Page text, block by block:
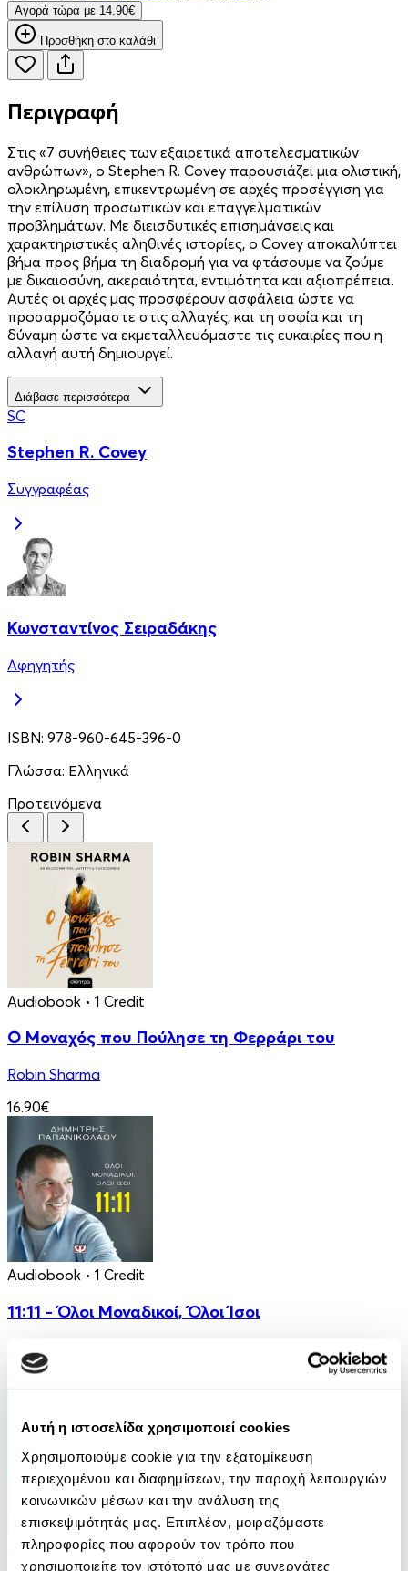
Αυτή η ιστοσελίδα χρησιμοποιεί cookies
Χρησιμοποιούμε cookie για την εξατομίκευση
περιεχομένου και διαφημίσεων, την παροχή λειτουργιών
κοινωνικών μέσων και την ανάλυση της
επισκεψιμότητάς μας. Επιπλέον, μοιραζόμαστε
πληροφορίες που αφορούν τον τρόπο που
χρησιμοποιείτε τον ιστότοπό μας με συνεργάτες
Aγορά τώρα με 14.90€
Προσθήκη στο καλάθι
Περιγραφή
Στις «7 συνήθειες των εξαιρετικά αποτελεσματικών
ανθρώπων», ο Stephen R. Covey παρουσιάζει μια ολιστική,
ολοκληρωμένη, επικεντρωμένη σε αρχές προσέγγιση για
την επίλυση προσωπικών και επαγγελματικών
προβλημάτων. Με διεισδυτικές επισημάνσεις και
χαρακτηριστικές αληθινές ιστορίες, ο Covey αποκαλύπτει
βήμα προς βήμα τη διαδρομή για να φτάσουμε να ζούμε
με δικαιοσύνη, ακεραιότητα, εντιμότητα και αξιοπρέπεια.
Αυτές οι αρχές μας προσφέρουν ασφάλεια ώστε να
προσαρμοζόμαστε στις αλλαγές, και τη σοφία και τη
δύναμη ώστε να εκμεταλλευόμαστε τις ευκαιρίες που η
αλλαγή αυτή δημιουργεί.
Διάβασε περισσότερα
SC
Stephen R. Covey
Συγγραφέας
Κωνσταντίνος Σειραδάκης
Αφηγητής
ISBN: 978-960-645-396-0
Γλώσσα: Ελληνικά
Προτεινόμενα
Audiobook • 1 Credit
Ο Μοναχός που Πούλησε τη Φερράρι του
Robin Sharma
16.90€
Audiobook • 1 Credit
11:11 - Όλοι Μοναδικοί, Όλοι Ίσοι
Δημήτρης Παπανικολάου
Audiobook • 1 Credit